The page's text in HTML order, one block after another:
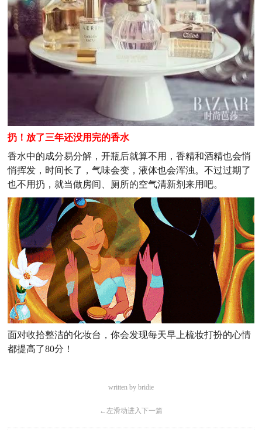
扔！放了三年还没用完的香水
香水中的成分易分解，开瓶后就算不用，香精和酒精也会悄
悄挥发，时间长了，气味会变，液体也会浑浊。不过过期了
也不用扔，就当做房间、厕所的空气清新剂来用吧。
面对收拾整洁的化妆台，你会发现每天早上梳妆打扮的心情
都提高了80分！
written by bridie
←左滑动进入下一篇